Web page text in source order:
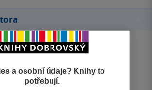
a osobní údaje? Knihy to
potřebují.